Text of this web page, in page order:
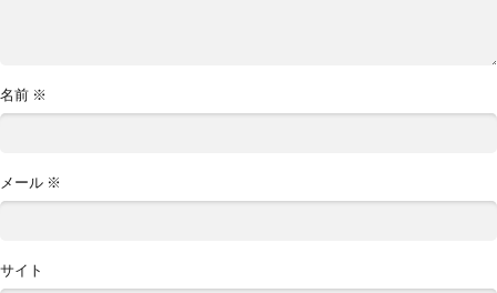
名前 ※
メール ※
サイト